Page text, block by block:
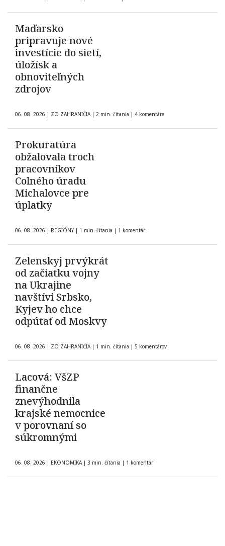
Maďarsko
pripravuje nové
investície do sietí,
úložísk a
obnoviteľných
zdrojov
06. 08. 2026 | ZO ZAHRANIČIA | 2 min. čítania | 4 komentáre
Prokuratúra
obžalovala troch
pracovníkov
Colného úradu
Michalovce pre
úplatky
06. 08. 2026 | REGIÓNY | 1 min. čítania | 1 komentár
Zelenskyj prvýkrát
od začiatku vojny
na Ukrajine
navštívi Srbsko,
Kyjev ho chce
odpútať od Moskvy
06. 08. 2026 | ZO ZAHRANIČIA | 1 min. čítania | 5 komentárov
Lacová: VšZP
finančne
znevýhodnila
krajské nemocnice
v porovnaní so
súkromnými
06. 08. 2026 | EKONOMIKA | 3 min. čítania | 1 komentár